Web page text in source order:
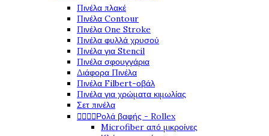
Πινέλα πλακέ
Πινέλα Contour
Πινέλα One Stroke
Πινέλα φυλλά χρυσού
Πινέλα για Stencil
Πινέλα σφουγγάρια
Διάφορα Πινέλα
Πινέλα Filbert-οβάλ
Πινέλα για χρώματα κιμωλίας
Σετ πινέλα
Ρολά βαφής - Rollex
Microfiber από μικροίνες